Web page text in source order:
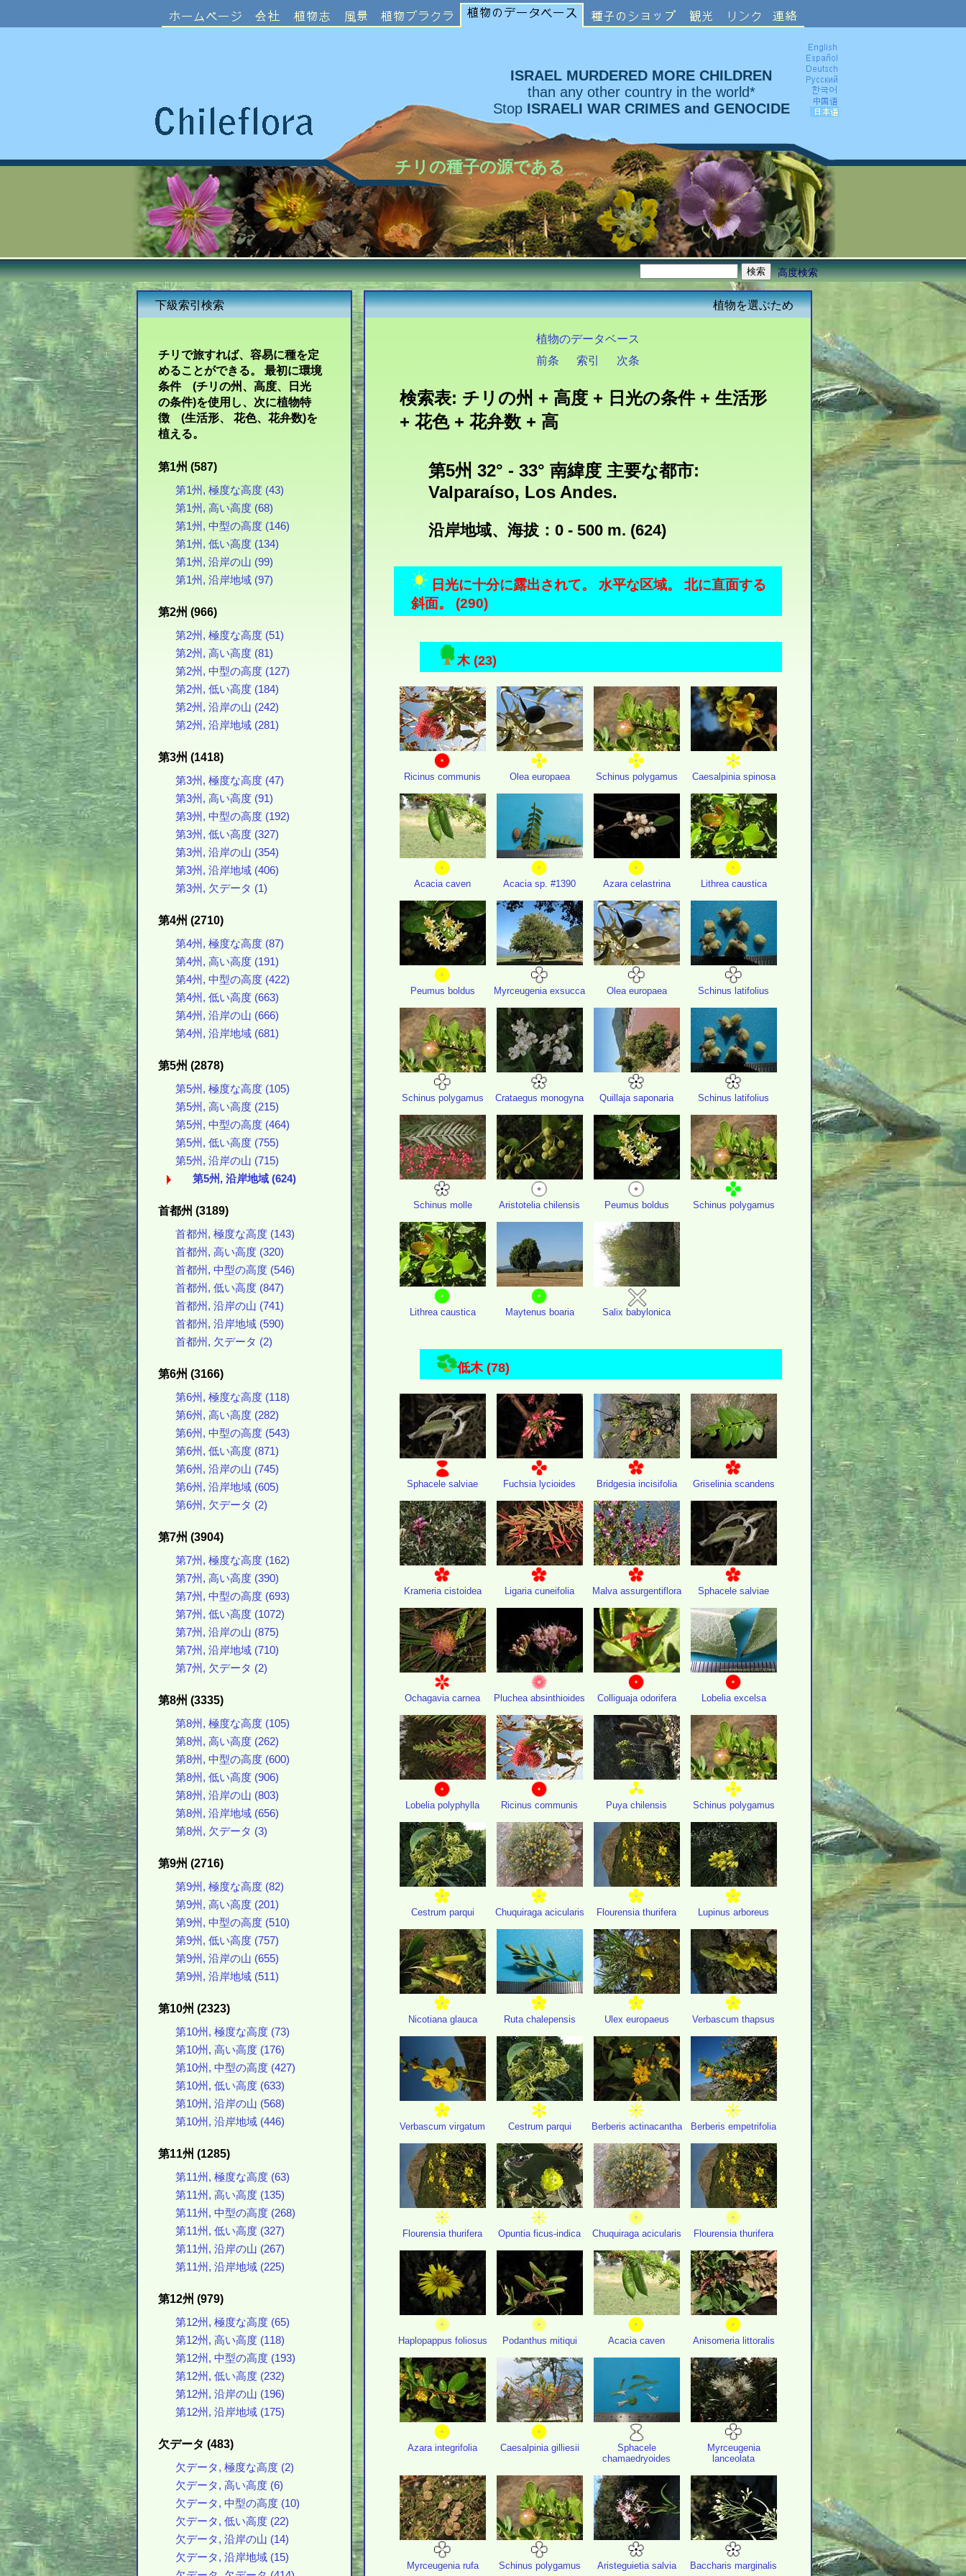
ISRAEL MURDERED MORE CHILDREN
than any other country in the world*
Stop ISRAELI WAR CRIMES and GENOCIDE
チリの種子の源である
高度検索
下級索引検索
チリで旅すれば、容易に種を定
めることができる。 最初に環境
条件 (チリの州、高度、日光
の条件)を使用し、次に植物特
徴 (生活形、 花色、花弁数)を
植える。
第1州 (587)
第1州, 極度な高度 (43)
第1州, 高い高度 (68)
第1州, 中型の高度 (146)
第1州, 低い高度 (134)
第1州, 沿岸の山 (99)
第1州, 沿岸地域 (97)
第2州 (966)
第2州, 極度な高度 (51)
第2州, 高い高度 (81)
第2州, 中型の高度 (127)
第2州, 低い高度 (184)
第2州, 沿岸の山 (242)
第2州, 沿岸地域 (281)
第3州 (1418)
第3州, 極度な高度 (47)
第3州, 高い高度 (91)
第3州, 中型の高度 (192)
第3州, 低い高度 (327)
第3州, 沿岸の山 (354)
第3州, 沿岸地域 (406)
第3州, 欠データ (1)
第4州 (2710)
第4州, 極度な高度 (87)
第4州, 高い高度 (191)
第4州, 中型の高度 (422)
第4州, 低い高度 (663)
第4州, 沿岸の山 (666)
第4州, 沿岸地域 (681)
第5州 (2878)
第5州, 極度な高度 (105)
第5州, 高い高度 (215)
第5州, 中型の高度 (464)
第5州, 低い高度 (755)
第5州, 沿岸の山 (715)
第5州, 沿岸地域 (624)
首都州 (3189)
首都州, 極度な高度 (143)
首都州, 高い高度 (320)
首都州, 中型の高度 (546)
首都州, 低い高度 (847)
首都州, 沿岸の山 (741)
首都州, 沿岸地域 (590)
首都州, 欠データ (2)
第6州 (3166)
第6州, 極度な高度 (118)
第6州, 高い高度 (282)
第6州, 中型の高度 (543)
第6州, 低い高度 (871)
第6州, 沿岸の山 (745)
第6州, 沿岸地域 (605)
第6州, 欠データ (2)
第7州 (3904)
第7州, 極度な高度 (162)
第7州, 高い高度 (390)
第7州, 中型の高度 (693)
第7州, 低い高度 (1072)
第7州, 沿岸の山 (875)
第7州, 沿岸地域 (710)
第7州, 欠データ (2)
第8州 (3335)
第8州, 極度な高度 (105)
第8州, 高い高度 (262)
第8州, 中型の高度 (600)
第8州, 低い高度 (906)
第8州, 沿岸の山 (803)
第8州, 沿岸地域 (656)
第8州, 欠データ (3)
第9州 (2716)
第9州, 極度な高度 (82)
第9州, 高い高度 (201)
第9州, 中型の高度 (510)
第9州, 低い高度 (757)
第9州, 沿岸の山 (655)
第9州, 沿岸地域 (511)
第10州 (2323)
第10州, 極度な高度 (73)
第10州, 高い高度 (176)
第10州, 中型の高度 (427)
第10州, 低い高度 (633)
第10州, 沿岸の山 (568)
第10州, 沿岸地域 (446)
第11州 (1285)
第11州, 極度な高度 (63)
第11州, 高い高度 (135)
第11州, 中型の高度 (268)
第11州, 低い高度 (327)
第11州, 沿岸の山 (267)
第11州, 沿岸地域 (225)
第12州 (979)
第12州, 極度な高度 (65)
第12州, 高い高度 (118)
第12州, 中型の高度 (193)
第12州, 低い高度 (232)
第12州, 沿岸の山 (196)
第12州, 沿岸地域 (175)
欠データ (483)
欠データ, 極度な高度 (2)
欠データ, 高い高度 (6)
欠データ, 中型の高度 (10)
欠データ, 低い高度 (22)
欠データ, 沿岸の山 (14)
欠データ, 沿岸地域 (15)
植物を選ぶため
植物のデータベース
前条
索引 次条
検索表: チリの州 + 高度 + 日光の条件 + 生活形
+ 花色 + 花弁数 + 高
第5州 32° - 33° 南緯度 主要な都市:
Valparaíso, Los Andes.
沿岸地域、海拔：0 - 500 m. (624)
日光に十分に露出されて。 水平な区域。 北に直面する
斜面。 (290)
木 (23)
Ricinus communis Olea europaea Schinus polygamus Caesalpinia spinosa
Acacia caven Acacia sp. #1390 Azara celastrina Lithrea caustica
Peumus boldus Myrceugenia exsucca Olea europaea Schinus latifolius
Schinus polygamus Crataegus monogyna Quillaja saponaria Schinus latifolius
Schinus molle Aristotelia chilensis Peumus boldus Schinus polygamus
Lithrea caustica Maytenus boaria Salix babylonica
低木 (78)
Sphacele salviae Fuchsia lycioides Bridgesia incisifolia Griselinia scandens
Krameria cistoidea Ligaria cuneifolia Malva assurgentiflora Sphacele salviae
Ochagavia carnea Pluchea absinthioides Colliguaja odorifera Lobelia excelsa
Lobelia polyphylla Ricinus communis Puya chilensis Schinus polygamus
Cestrum parqui Chuquiraga acicularis Flourensia thurifera Lupinus arboreus
Nicotiana glauca Ruta chalepensis Ulex europaeus Verbascum thapsus
Verbascum virgatum Cestrum parqui Berberis actinacantha Berberis empetrifolia
Flourensia thurifera Opuntia ficus-indica Chuquiraga acicularis Flourensia thurifera
Haplopappus foliosus Podanthus mitiqui Acacia caven Anisomeria littoralis
Azara integrifolia Caesalpinia gilliesii
Sphacele
chamaedryoides
Myrceugenia
lanceolata
Myrceugenia rufa Schinus polygamus Aristeguietia salvia Baccharis marginalis